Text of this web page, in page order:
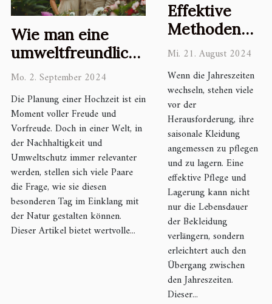
Wie man eine
umweltfreundliche
und nachhaltige
Hochzeit plant
Mo. 2. September 2024
Die Planung einer Hochzeit ist ein
Moment voller Freude und
Vorfreude. Doch in einer Welt, in
der Nachhaltigkeit und
Umweltschutz immer relevanter
werden, stellen sich viele Paare
die Frage, wie sie diesen
besonderen Tag im Einklang mit
der Natur gestalten können.
Dieser Artikel bietet wertvolle...
Effektive
Methoden
zur Pflege
Lagerung
saisonaler
Kleidung
Mi. 21. August 2024
Wenn die Jahreszeiten
wechseln, stehen viele
vor der
Herausforderung, ihre
saisonale Kleidung
angemessen zu pflegen
und zu lagern. Eine
effektive Pflege und
Lagerung kann nicht
nur die Lebensdauer
der Bekleidung
verlängern, sondern
erleichtert auch den
Übergang zwischen
den Jahreszeiten.
Dieser...